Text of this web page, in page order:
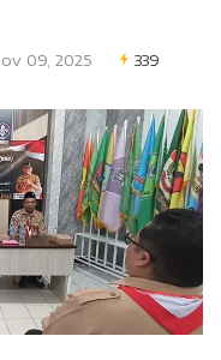
09, 2025 339